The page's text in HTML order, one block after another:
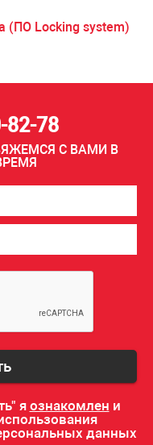
(ПО Locking system)
82-78
С ВАМИ В
я ознакомлен и
данных